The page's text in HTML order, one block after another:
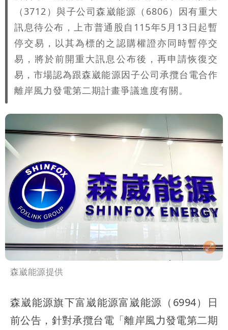
媒體人嘆：真的該緊張了
97萬網紅「肥大叔」驚傳猝逝！最後身
影曝 網驚覺不對
慈濟被騙10億！陳時中一語成讖 王必
勝：時間久看出睿智
白海豚今下午2點半發海警！陸警機率最
高是這縣市
（3712）與子公司森崴能源（6806）因有重大
訊息待公布，上市普通股自115年5月13日起暫
停交易，以其為標的之認購權證亦同時暫停交
易，將於前開重大訊息公布後，再申請恢復交
易，市場認為跟森崴能源因子公司承攬台電合作
離岸風力發電第二期計畫爭議進度有關。
森崴能源提供
森崴能源旗下富崴能源富崴能源（6994）日
前公告，針對承攬台電「離岸風力發電第二期